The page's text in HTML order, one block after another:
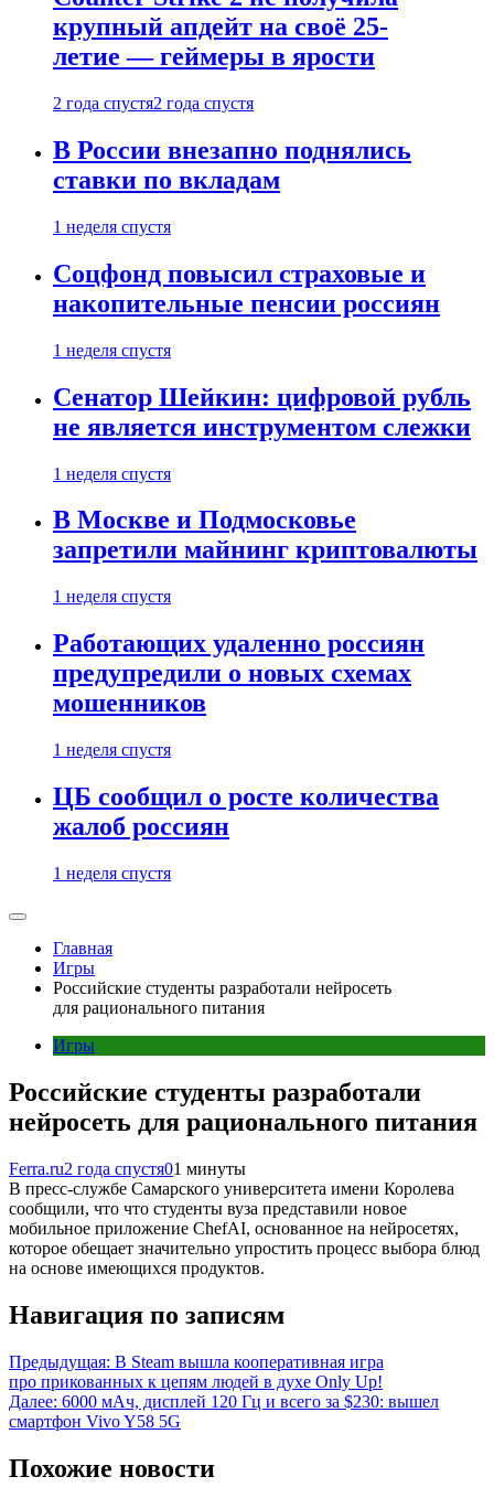
крупный апдейт на своё 25-
летие — геймеры в ярости
2 года спустя2 года спустя
В России внезапно поднялись
ставки по вкладам
1 неделя спустя
Соцфонд повысил страховые и
накопительные пенсии россиян
1 неделя спустя
Сенатор Шейкин: цифровой рубль
не является инструментом слежки
1 неделя спустя
В Москве и Подмосковье
запретили майнинг криптовалюты
1 неделя спустя
Работающих удаленно россиян
предупредили о новых схемах
мошенников
1 неделя спустя
ЦБ сообщил о росте количества
жалоб россиян
1 неделя спустя
Главная
Игры
Российские студенты разработали нейросеть
для рационального питания
Игры
Российские студенты разработали
нейросеть для рационального питания
Ferra.ru2 года спустя01 минуты
В пресс-службе Самарского университета имени Королева
сообщили, что что студенты вуза представили новое
мобильное приложение ChefAI, основанное на нейросетях,
которое обещает значительно упростить процесс выбора блюд
на основе имеющихся продуктов.
Навигация по записям
Предыдущая: В Steam вышла кооперативная игра
про прикованных к цепям людей в духе Only Up!
Далее: 6000 мАч, дисплей 120 Гц и всего за $230: вышел
смартфон Vivo Y58 5G
Похожие новости